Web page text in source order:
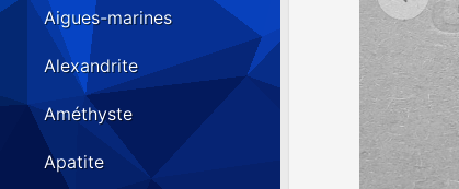
Aigues-marines
Alexandrite
Améthyste
Apatite